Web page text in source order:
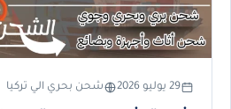
29 يوليو 2026 شحن بحري الي تركيا